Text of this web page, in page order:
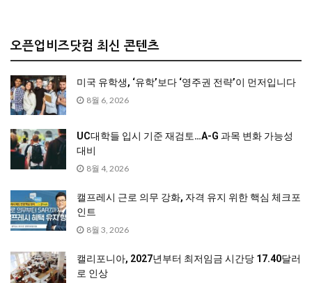
오픈업비즈닷컴 최신 콘텐츠
미국 유학생, ‘유학’보다 ‘영주권 전략’이 먼저입니다
8월 6, 2026
UC대학들 입시 기준 재검토…A-G 과목 변화 가능성
대비
8월 4, 2026
캘프레시 근로 의무 강화, 자격 유지 위한 핵심 체크포
인트
8월 3, 2026
캘리포니아, 2027년부터 최저임금 시간당 17.40달러
로 인상